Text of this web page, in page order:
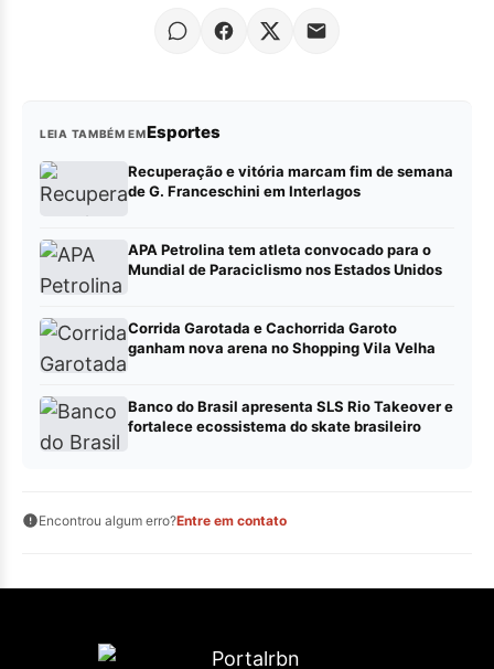
LEIA TAMBÉM EMEsportes
Recuperação e vitória marcam fim de semana
de G. Franceschini em Interlagos
APA Petrolina tem atleta convocado para o
Mundial de Paraciclismo nos Estados Unidos
Corrida Garotada e Cachorrida Garoto
ganham nova arena no Shopping Vila Velha
Banco do Brasil apresenta SLS Rio Takeover e
fortalece ecossistema do skate brasileiro
Encontrou algum erro?Entre em contato